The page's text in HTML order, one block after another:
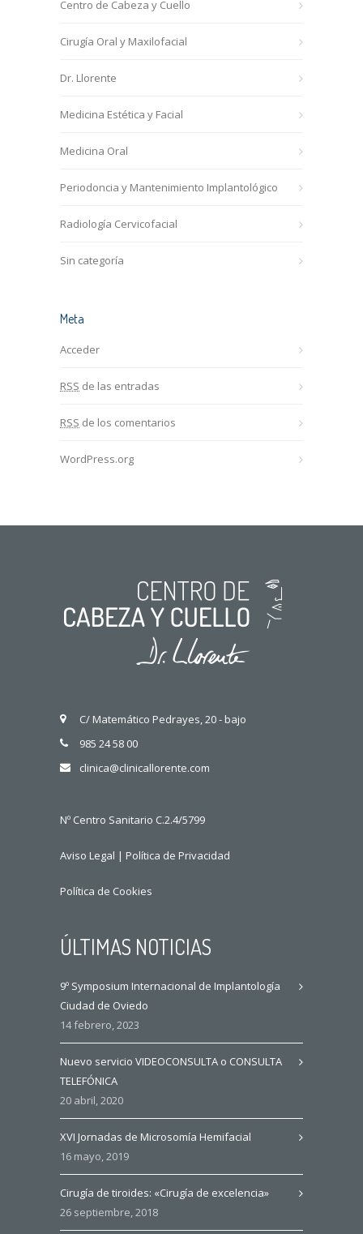
Centro de Cabeza y Cuello
Cirugía Oral y Maxilofacial
Dr. Llorente
Medicina Estética y Facial
Medicina Oral
Periodoncia y Mantenimiento Implantológico
Radiología Cervicofacial
Sin categoría
Meta
Acceder
RSS de las entradas
RSS de los comentarios
WordPress.org
C/ Matemático Pedrayes, 20 - bajo
985 24 58 00
clinica@clinicallorente.com
Nº Centro Sanitario C.2.4/5799
Aviso Legal | Política de Privacidad
Política de Cookies
ÚLTIMAS NOTICIAS
9º Symposium Internacional de Implantología
Ciudad de Oviedo
14 febrero, 2023
Nuevo servicio VIDEOCONSULTA o CONSULTA
TELEFÓNICA
20 abril, 2020
XVI Jornadas de Microsomía Hemifacial
16 mayo, 2019
Cirugía de tiroides: «Cirugía de excelencia»
26 septiembre, 2018